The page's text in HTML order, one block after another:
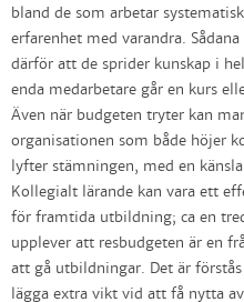
bland de som arbetar
erfarenhet med varandra.
därför att de sprider kunskap i
enda medarbetare går en kurs
Även när budgeten tryter kan
organisationen som både höjer
lyfter stämningen, med en
Kollegialt lärande kan vara ett
för framtida utbildning; ca en
upplever att resbudgeten är en
att gå utbildningar. Det är
lägga extra vikt vid att få nytta